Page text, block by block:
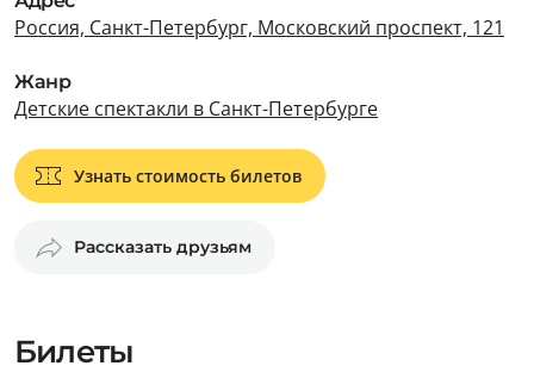
Россия, Санкт-Петербург, Московский проспект, 121
Жанр
Детские спектакли в Санкт-Петербурге
Узнать стоимость билетов
Рассказать друзьям
Билеты